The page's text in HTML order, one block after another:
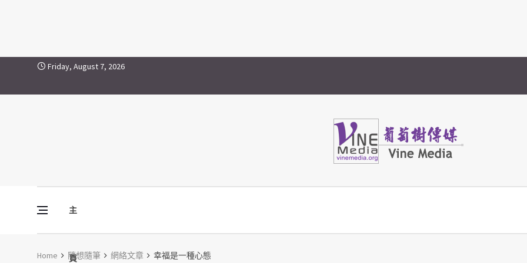
Skip to contentFriday, August 7, 2026
主
頁
Vine Media
葡萄樹傳媒
Home 隨想隨筆 網絡文章 幸福是一種心態